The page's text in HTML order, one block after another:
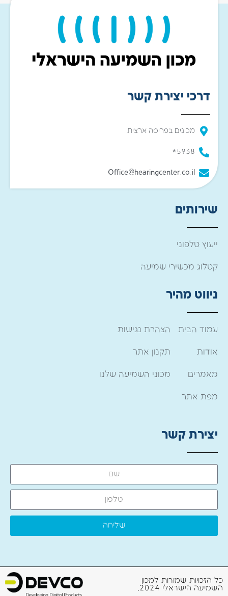
דרכי יצירת קשר
מכונים בפריסה ארצית
5938*
Office@hearingcenter.co.il
שירותים
ייעוץ טלפוני
קטלוג מכשירי שמיעה
ניווט מהיר
עמוד הבית
אודות
מאמרים
מפת אתר
הצהרת נגישות
תקנון אתר
מכוני השמיעה שלנו
יצירת קשר
שליחה
כל הזכויות שמורות למכון
השמיעה הישראלי 2024.